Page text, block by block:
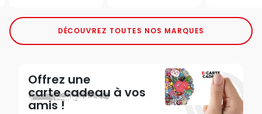
DÉCOUVREZ TOUTES NOS MARQUES
Offrez une
carte cadeau à vos
amis !